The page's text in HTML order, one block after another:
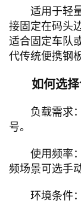
适用于轻量
接固定在码头
适合固定车队
代传统便携钢
如何选择
负载需求‌：
号。
使用频率‌：
频场景可选手
环境条件‌：